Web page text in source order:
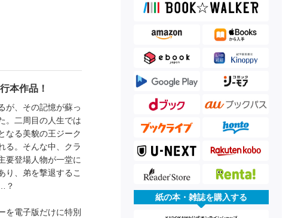
本作品！
が、その記憶が蘇っ
。二周目の人生では
なる美貌の王ジーク
る。そんな中、クラ
要登場人物が一堂に
り、弟を撃退するこ
？
を電子版だけに特別
紙の本・雑誌を購入する